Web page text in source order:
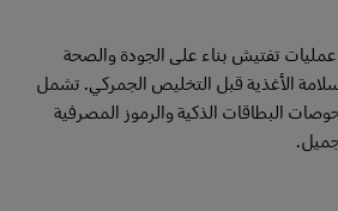
عمليات تفتيش بناء على الجودة والصحة
الأغذية قبل التخليص الجمركي. تشمل
البطاقات الذكية والرموز المصرفية